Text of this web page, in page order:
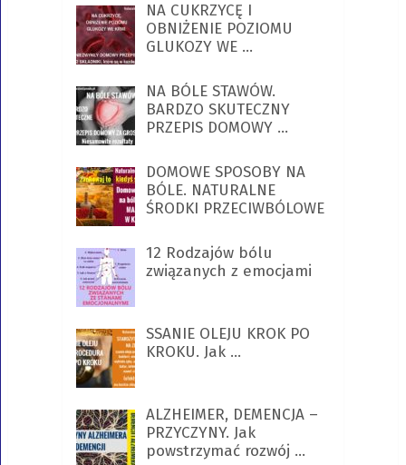
NA CUKRZYCĘ I
OBNIŻENIE POZIOMU
GLUKOZY WE …
NA BÓLE STAWÓW.
BARDZO SKUTECZNY
PRZEPIS DOMOWY …
DOMOWE SPOSOBY NA
BÓLE. NATURALNE
ŚRODKI PRZECIWBÓLOWE
12 Rodzajów bólu
związanych z emocjami
SSANIE OLEJU KROK PO
KROKU. Jak …
ALZHEIMER, DEMENCJA –
PRZYCZYNY. Jak
powstrzymać rozwój …